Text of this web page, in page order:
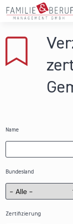
Direkt zum Inhalt
Gemeinden
Hochschulen
Name
Bundesland
Zertifizierung